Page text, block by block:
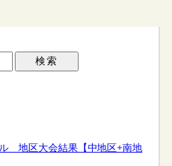
検索
ル 地区大会結果【中地区+南地